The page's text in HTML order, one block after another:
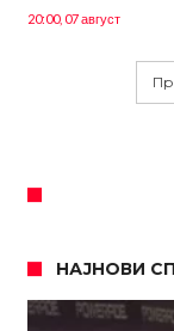
20:00, 07 август
НАЈНОВИ